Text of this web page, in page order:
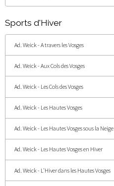
Sports d'Hiver
Ad. Weick - A travers les Vosges
Ad. Weick - Aux Cols des Vosges
Ad. Weick - Les Cols des Vosges
Ad. Weick - Les Hautes Vosges
Ad. Weick - Les Hautes Vosges sous la Neige
Ad. Weick - Les Hautes Vosges en Hiver
Ad. Weick - L'Hiver dans les Hautes Vosges